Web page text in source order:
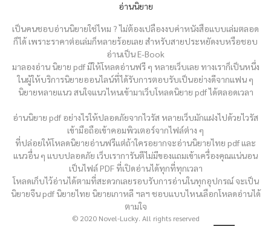
อ่านนิยาย
เป็นคนชอบอ่านนิยายใช่ไหม ? ไม่ต้องเปลืองงบค่าหนังสือแบบเล่มตลอด
ก็ได้ เพราะราคาต่อเล่มก็หลายร้อยเลย สำหรับสายประหยัดงบหรือชอบ
อ่านเป็น E-Book
มาลองอ่าน นิยาย pdf มีให้โหลดอ่านฟรี ๆ หลายเว็บเลย ทางเราก็เป็นหนึ่ง
ในผู้ให้บริการนิยายออนไลน์ที่ได้รับการตอบรับเป็นอย่างดีจากแฟน ๆ
นิยายหลายแนว สนใจแนวไหนเข้ามาเว็บโหลดนิยาย pdf ได้ตลอดเวลา
อ่านนิยาย pdf อย่างไรให้ปลอดภัยจากไวรัส หลายเว็บมักแฝงไปด้วยไวรัส
เข้ามือถือเข้าคอมพิวเตอร์จากไฟล์ต่าง ๆ
ที่ปล่อยให้โหลดนิยายอ่านฟรีแต่ถ้าใครอยากจะอ่านนิยายไทย pdf และ
แนวอื่น ๆ แบบปลอดภัย เว็บเราการันตีไม่มีของแถมเข้าเครื่องคุณแน่นอน
เป็นไฟล์ PDF ที่เปิดอ่านได้ทุกที่ทุกเวลา
โหลดเก็บไว้อ่านได้ตามที่สะดวกเลยรอบรับการอ่านในทุกอุปกรณ์ จะเป็น
นิยายจีน pdf นิยายไทย นิยายเกาหลี ฯลฯ ชอบแบบไหนเลือกโหลดอ่านได้
ตามใจ
© 2020 Novel-Lucky. All rights reserved